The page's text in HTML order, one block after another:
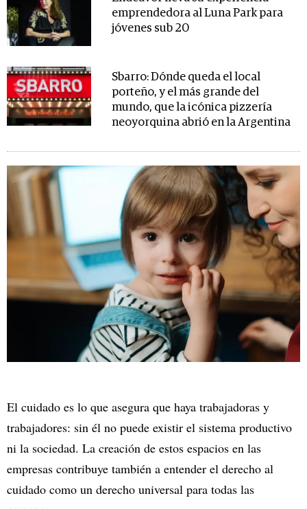
emprendedora al Luna Park para
jóvenes sub 20
Sbarro: Dónde queda el local
porteño, y el más grande del
mundo, que la icónica pizzería
neoyorquina abrió en la Argentina
El cuidado es lo que asegura que haya trabajadoras y
trabajadores: sin él no puede existir el sistema productivo
ni la sociedad. La creación de estos espacios en las
empresas contribuye también a entender el derecho al
cuidado como un derecho universal para todas las